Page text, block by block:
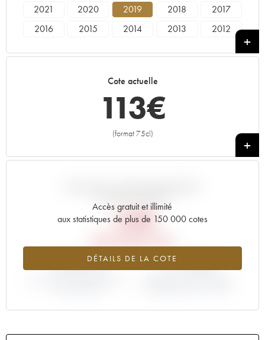
2021 2020 2019 2018
2017
2016
2015 2014 2013
2012
Cote actuelle
113€
(format 75cl)
+
Accès gratuit et illimité
aux statistiques de plus de 150 000 cotes
DÉTAILS DE LA COTE
126€
-10.57% -11.76%